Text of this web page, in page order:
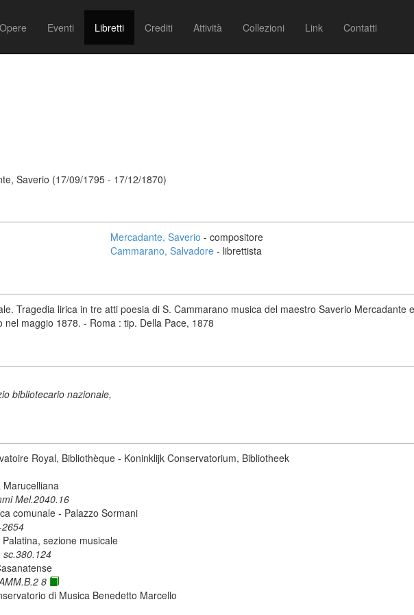
Opere Eventi Libretti Crediti Attività Collezioni Link Contatti
Saverio (17/09/1795 - 17/12/1870)
Mercadante, Saverio - compositore
Cammarano, Salvadore - librettista
Tragedia lirica in tre atti poesia di S. Cammarano musica del maestro Saverio Mercadante
nel maggio 1878. - Roma : tip. Della Pace, 1878
bibliotecario nazionale,
Royal, Bibliothèque - Koninklijk Conservatorium, Bibliotheek
Marucelliana
Mel.2040.16
comunale - Palazzo Sormani
sezione musicale
sc.380.124
8
di Musica Benedetto Marcello